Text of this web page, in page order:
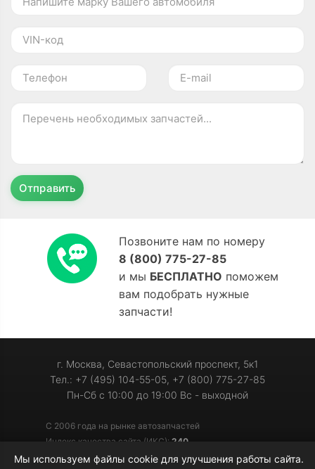
Отправить
Позвоните нам по номеру
8 (800) 775-27-85
и мы БЕСПЛАТНО поможем
вам подобрать нужные
запчасти!
г. Москва, Севастопольский проспект, 5к1
Тел.: +7 (495) 104-55-05, +7 (800) 775-27-85
Пн-Сб с 10:00 до 19:00 Вс - выходной
С 2006 года на рынке автозапчастей
Индекс качества сайта (ИКС): 240
Мы используем файлы cookie для улучшения работы сайта.